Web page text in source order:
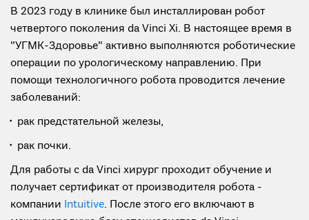
В 2023 году в клинике был инсталлирован робот
четвертого поколения da Vinci Xi. В настоящее время в
"УГМК-Здоровье" активно выполняются роботические
операции по урологическому направлению. При
помощи технологичного робота проводится лечение
заболеваний:
рак предстательной железы,
рак почки.
Для работы с da Vinci хирург проходит обучение и
получает сертификат от производителя робота -
компании Intuitive. После этого его включают в